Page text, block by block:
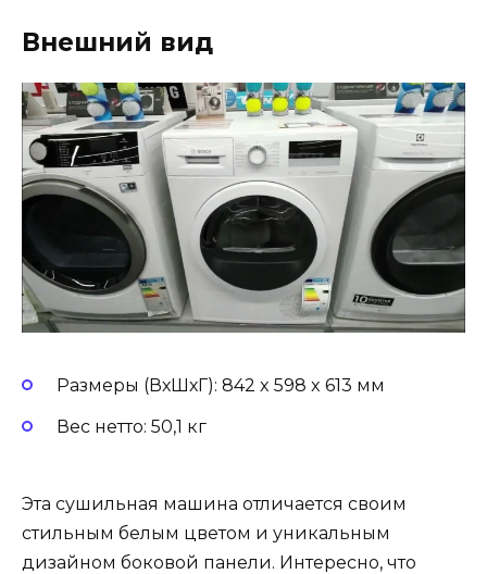
Внешний вид
Размеры (ВхШхГ): 842 x 598 x 613 мм
Вес нетто: 50,1 кг
Эта сушильная машина отличается своим
стильным белым цветом и уникальным
дизайном боковой панели. Интересно, что